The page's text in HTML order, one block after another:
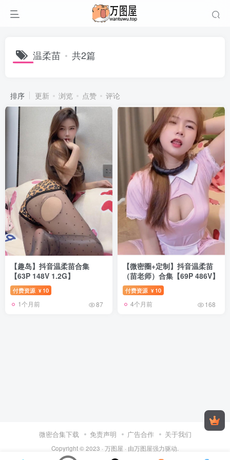
温柔苗 共2篇
排序 更新 浏览 点赞 评论
【趣岛】抖音温柔苗合集
【63P 148V 1.2G】
付费资源 ¥ 10
1个月前 87
【微密圈+定制】抖音温柔苗
（苗老师）合集【69P 486V】
付费资源 ¥ 10
4个月前 168
微密合集下载 免责声明 广告合作 关于我们
Copyright © 2023 · 万图屋 · 由万图屋强力驱动.